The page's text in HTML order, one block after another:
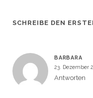
SCHREIBE DEN
BARBARA
23. Dezember
Antworten